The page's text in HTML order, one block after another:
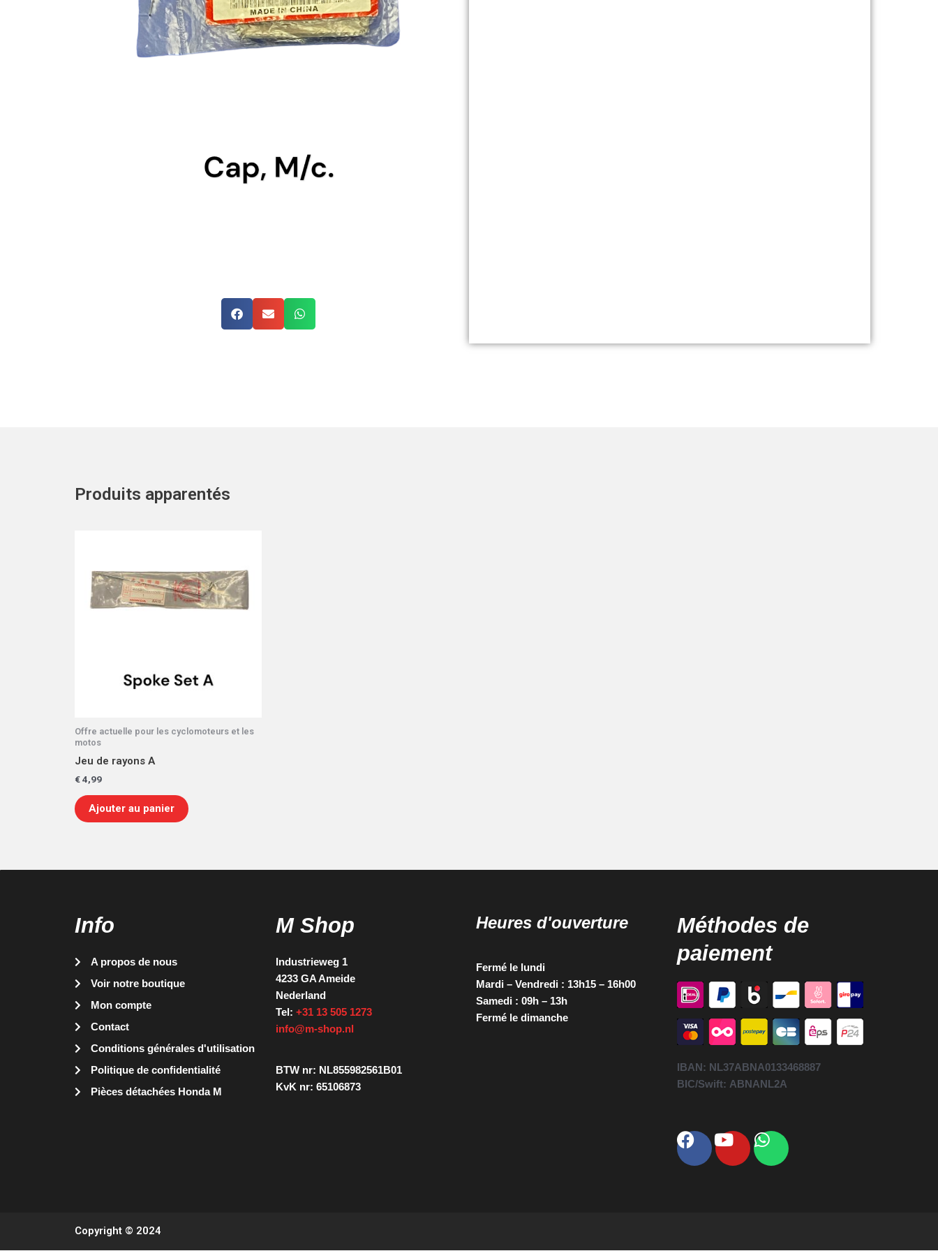
Produits apparentés
Offre actuelle pour les cyclomoteurs et les
motos
Jeu de rayons A
€4,99
Ajouter au panier
Info
A propos de nous
Voir notre boutique
Mon compte
Contact
Conditions générales d'utilisation
Politique de confidentialité
Pièces détachées Honda M
M Shop
Industrieweg 1
4233 GA Ameide
Nederland
Tel: +31 13 505 1273
info@m-shop.nl
BTW nr: NL855982561B01
KvK nr: 65106873
Heures d'ouverture
Fermé le lundi
Mardi – Vendredi : 13h15 – 16h00
Samedi : 09h – 13h
Fermé le dimanche
Méthodes de
paiement
IBAN: NL37ABNA0133468887
BIC/Swift: ABNANL2A
Facebook
YoutubeWhatsapp
Copyright © 2024